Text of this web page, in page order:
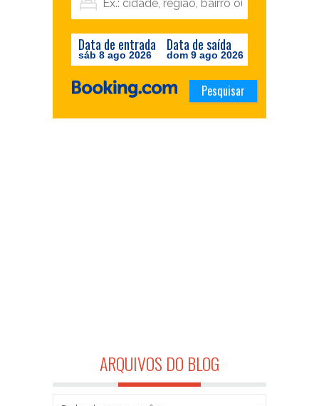
Data de entrada
sáb 8 ago 2026
Data de saída
dom 9 ago 2026
ARQUIVOS DO BLOG